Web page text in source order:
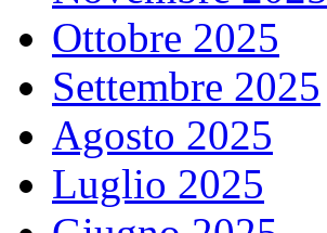
Ottobre 2025
Settembre 2025
Agosto 2025
Luglio 2025